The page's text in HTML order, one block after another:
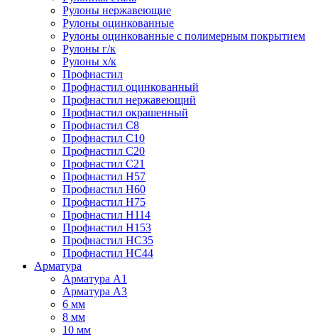
Рулоны нержавеющие
Рулоны оцинкованные
Рулоны оцинкованные с полимерным покрытием
Рулоны г/к
Рулоны х/к
Профнастил
Профнастил оцинкованный
Профнастил нержавеющий
Профнастил окрашенный
Профнастил С8
Профнастил С10
Профнастил С20
Профнастил С21
Профнастил Н57
Профнастил Н60
Профнастил Н75
Профнастил Н114
Профнастил Н153
Профнастил НС35
Профнастил НС44
Арматура
Арматура А1
Арматура А3
6 мм
8 мм
10 мм